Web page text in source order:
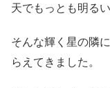
天でもっとも明るい
そんな輝く星の隣
らえてきました。